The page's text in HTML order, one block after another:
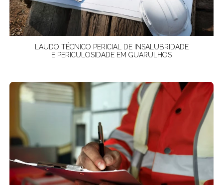
LAUDO TÉCNICO PERICIAL DE INSALUBRIDADE
E PERICULOSIDADE EM GUARULHOS